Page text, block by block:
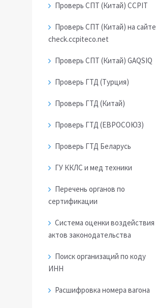
Проверь СПТ (Китай) CCPIT
Проверь СПТ (Китай) на сайте
check.ccpiteco.net
Проверь СПТ (Китай) GAQSIQ
Проверь ГТД (Турция)
Проверь ГТД (Китай)
Проверь ГТД (ЕВРОСОЮЗ)
Проверь ГТД Беларусь
ГУ ККЛС и мед техники
Перечень органов по
сертификации
Система оценки воздействия
актов законодательства
Поиск организаций по коду
ИНН
Расшифровка номера вагона